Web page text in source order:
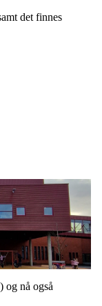
det finnes
og nå også